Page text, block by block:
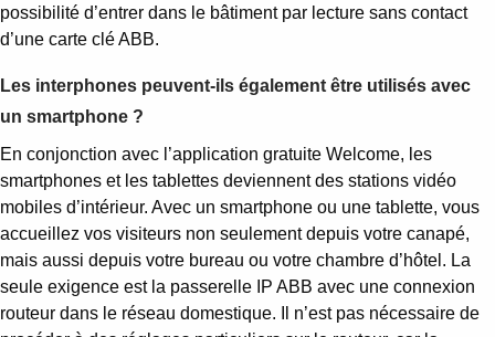
possibilité d’entrer dans le bâtiment par lecture sans contact
d’une carte clé ABB.
Les interphones peuvent-ils également être utilisés avec
un smartphone ?
En conjonction avec l’application gratuite Welcome, les
smartphones et les tablettes deviennent des stations vidéo
mobiles d’intérieur. Avec un smartphone ou une tablette, vous
accueillez vos visiteurs non seulement depuis votre canapé,
mais aussi depuis votre bureau ou votre chambre d’hôtel. La
seule exigence est la passerelle IP ABB avec une connexion
routeur dans le réseau domestique. Il n’est pas nécessaire de